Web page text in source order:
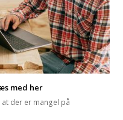
med her
der er mangel på